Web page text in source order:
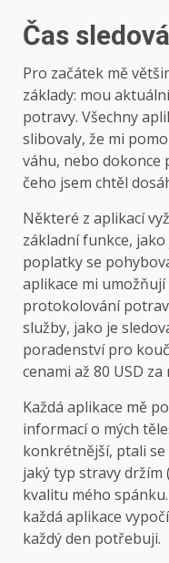
Čas
Pro začátek mě
základy: mou
potravy. Všechny
slibovaly, že mi
váhu, nebo dokonce
čeho jsem chtěl
Některé z aplikací
základní funkce,
poplatky se
aplikace mi
protokolování
služby, jako je
poradenství pro
cenami až 80 USD za
Každá aplikace mě
informací o mých
konkrétnější, ptali se
jaký typ stravy držím
kvalitu mého
každá aplikace
každý den potřebuji.